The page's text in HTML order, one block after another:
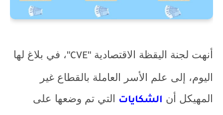
أنهت لجنة اليقظة الاقتصادية "CVE"، في بلاغ لها
اليوم، إلى علم الأسر العاملة بالقطاع غير
المهيكل أن الشكايات التي تم وضعها على